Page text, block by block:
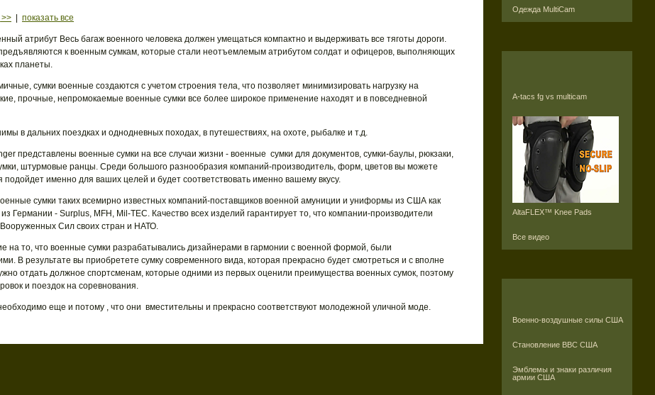
Одежда MultiCam
A-tacs fg vs multicam
AltaFLEX™ Knee Pads
Все видео
Военно-воздушные силы США
Становление ВВС США
Эмблемы и знаки различия
армии США
показать все
атрибут Весь багаж военного человека должен умещаться компактно и выдерживать все тяготы дороги.
к военным сумкам, которые стали неотъемлемым атрибутом солдат и офицеров, выполняющих
планеты.
сумки военные создаются с учетом строения тела, что позволяет минимизировать нагрузку на
прочные, непромокаемые военные сумки все более широкое применение находят и в повседневной
в дальних поездках и однодневных походах, в путешествиях, на охоте, рыбалке и т.д.
представлены военные сумки на все случаи жизни - военные сумки для документов, сумки-баулы, рюкзаки,
штурмовые ранцы. Среди большого разнообразия компаний-производитель, форм, цветов вы можете
подойдет именно для ваших целей и будет соответствовать именно вашему вкусу.
сумки таких всемирно известных компаний-поставщиков военной амуниции и униформы из США как
Германии - Surplus, MFH, Mil-ТEC. Качество всех изделий гарантирует то, что компании-производители
Сил своих стран и НАТО.
то, что военные сумки разрабатывались дизайнерами в гармонии с военной формой, были
В результате вы приобретете сумку современного вида, которая прекрасно будет смотреться и с вполне
отдать должное спортсменам, которые одними из первых оценили преимущества военных сумок, поэтому
и поездок на соревнования.
еще и потому , что они вместительны и прекрасно соответствуют молодежной уличной моде.